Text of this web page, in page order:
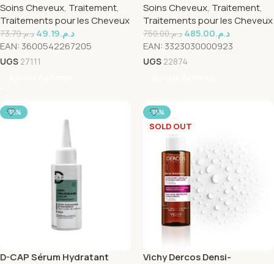
Miel 200ml
Soins Cheveux, Traitement,
Traitements pour les Cheveux
د.م.73.79 د.م.49.19
EAN: 3600542267205
UGS 27111
Soins Cheveux, Traitement,
Traitements pour les Cheveux
د.م.750.00 د.م.485.00
EAN: 3323030000923
UGS 22874
-35%
D-CAP Sérum Hydratant
-35%
SOLD OUT
Vichy Dercos Densi-